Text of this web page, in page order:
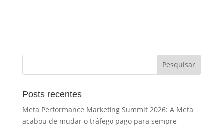
Posts recentes
Meta Performance Marketing Summit 2026: A Meta
acabou de mudar o tráfego pago para sempre